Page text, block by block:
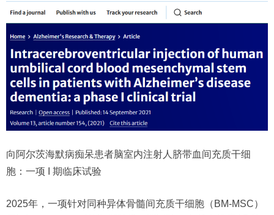
向阿尔茨海默病痴呆患者脑室内注射人脐带血间充质干细
胞：一项 I 期临床试验
2025年，一项针对同种异体骨髓间充质干细胞（BM-MSC）